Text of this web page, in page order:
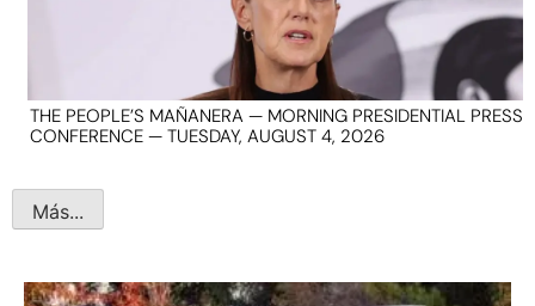
THE PEOPLE’S MAÑANERA — MORNING PRESIDENTIAL PRESS
CONFERENCE — TUESDAY, AUGUST 4, 2026
Más...